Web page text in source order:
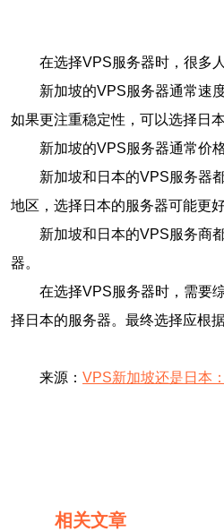
在选择VPS服务器时，很多
新加坡的VPS服务器通常速
如果更注重稳定性，可以选择日本
新加坡的VPS服务器通常价
新加坡和日本的VPS服务器
地区，选择日本的服务器可能更好
新加坡和日本的VPS服务商
器。
在选择VPS服务器时，需要
择日本的服务器。最终选择应根
来源： VPS新加坡还是日本
相关文章